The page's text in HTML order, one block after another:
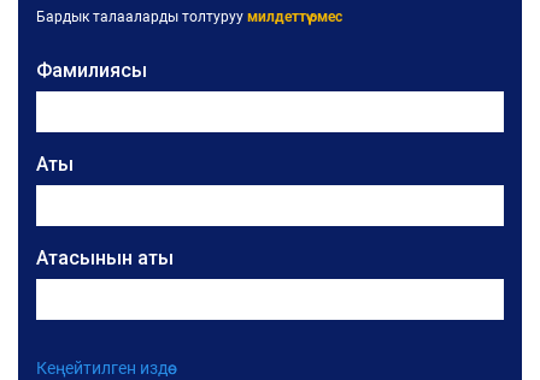
Бардык талааларды толтуруу милдеттүү эмес
Фамилиясы
Аты
Атасынын аты
Кеңейтилген издөө